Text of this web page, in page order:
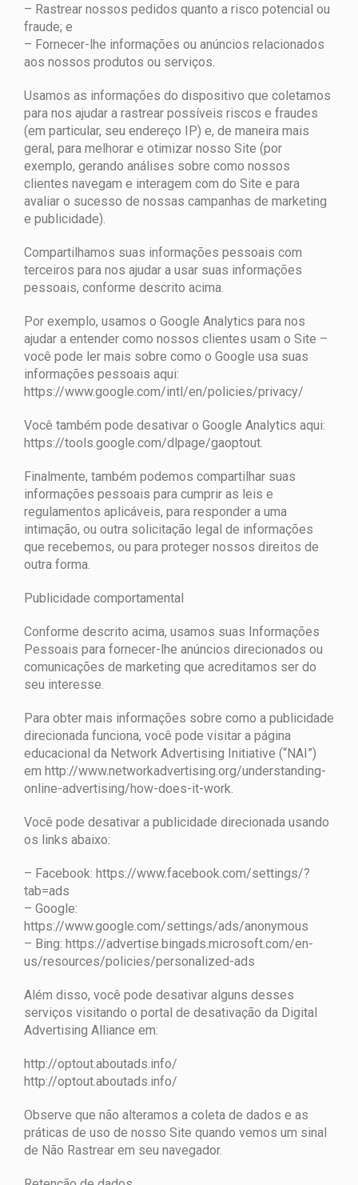
– Rastrear nossos pedidos quanto a risco potencial ou
fraude; e
– Fornecer-lhe informações ou anúncios relacionados
aos nossos produtos ou serviços.
Usamos as informações do dispositivo que coletamos
para nos ajudar a rastrear possíveis riscos e fraudes
(em particular, seu endereço IP) e, de maneira mais
geral, para melhorar e otimizar nosso Site (por
exemplo, gerando análises sobre como nossos
clientes navegam e interagem com do Site e para
avaliar o sucesso de nossas campanhas de marketing
e publicidade).
Compartilhamos suas informações pessoais com
terceiros para nos ajudar a usar suas informações
pessoais, conforme descrito acima.
Por exemplo, usamos o Google Analytics para nos
ajudar a entender como nossos clientes usam o Site –
você pode ler mais sobre como o Google usa suas
informações pessoais aqui:
https://www.google.com/intl/en/policies/privacy/
Você também pode desativar o Google Analytics aqui:
https://tools.google.com/dlpage/gaoptout.
Finalmente, também podemos compartilhar suas
informações pessoais para cumprir as leis e
regulamentos aplicáveis, para responder a uma
intimação, ou outra solicitação legal de informações
que recebemos, ou para proteger nossos direitos de
outra forma.
Publicidade comportamental
Conforme descrito acima, usamos suas Informações
Pessoais para fornecer-lhe anúncios direcionados ou
comunicações de marketing que acreditamos ser do
seu interesse.
Para obter mais informações sobre como a publicidade
direcionada funciona, você pode visitar a página
educacional da Network Advertising Initiative (“NAI”)
em http://www.networkadvertising.org/understanding-
online-advertising/how-does-it-work.
Você pode desativar a publicidade direcionada usando
os links abaixo:
– Facebook: https://www.facebook.com/settings/?
tab=ads
– Google:
https://www.google.com/settings/ads/anonymous
– Bing: https://advertise.bingads.microsoft.com/en-
us/resources/policies/personalized-ads
Além disso, você pode desativar alguns desses
serviços visitando o portal de desativação da Digital
Advertising Alliance em:
http://optout.aboutads.info/
http://optout.aboutads.info/
Observe que não alteramos a coleta de dados e as
práticas de uso de nosso Site quando vemos um sinal
de Não Rastrear em seu navegador.